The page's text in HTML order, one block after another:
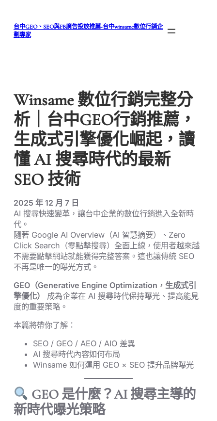
台中GEO、SEO與FB廣告投放推薦-台中winsame數位行銷企
劃專家
Winsame 數位行銷完整分
析｜台中GEO行銷推薦，
生成式引擎優化崛起，讀
懂 AI 搜尋時代的最新
SEO 技術
2025 年 12 月 7 日
AI 搜尋快速變革，讓台中企業的數位行銷進入全新時
代。
隨著 Google AI Overview（AI 智慧摘要）、Zero
Click Search（零點擊搜尋）全面上線，使用者越來越
不需要點擊網站就能獲得完整答案。這也讓傳統 SEO
不再是唯一的曝光方式。
GEO（Generative Engine Optimization，生成式引
擎優化）
成為企業在 AI 搜尋時代保持曝光、提高能見
度的重要策略。
本篇將帶你了解：
SEO / GEO / AEO / AIO 差異
AI 搜尋時代內容如何布局
Winsame 如何運用 GEO × SEO 提升品牌曝光
GEO 是什麼？AI 搜尋主導的
新時代曝光策略